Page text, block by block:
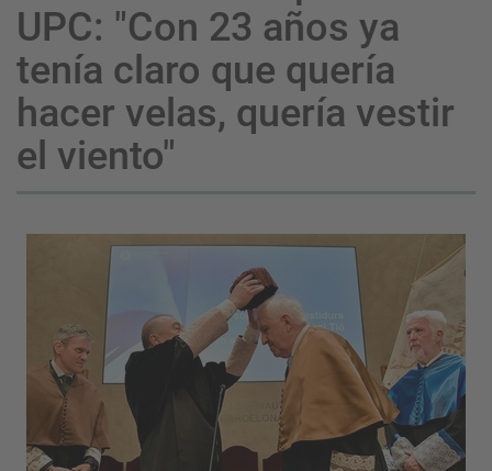
UPC: "Con 23 años ya
tenía claro que quería
hacer velas, quería vestir
el viento"